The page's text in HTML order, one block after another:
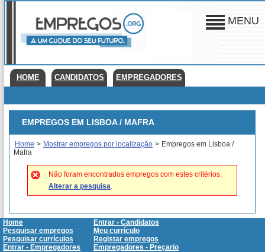
MENU
HOME CANDIDATOS EMPREGADORES
EMPREGOS EM LISBOA / MAFRA
Home > Mostrar empregos por localização > Empregos em Lisboa /
Mafra
Não foram encontrados empregos com estes critérios.
Alterar a pesquisa.
Home
Entrar - Candidatos
Pesquisar empregos
Meu currículo
Pesquisar currículos
Registar empregos
Entrar - Empregadores
Empregadores - Preçario